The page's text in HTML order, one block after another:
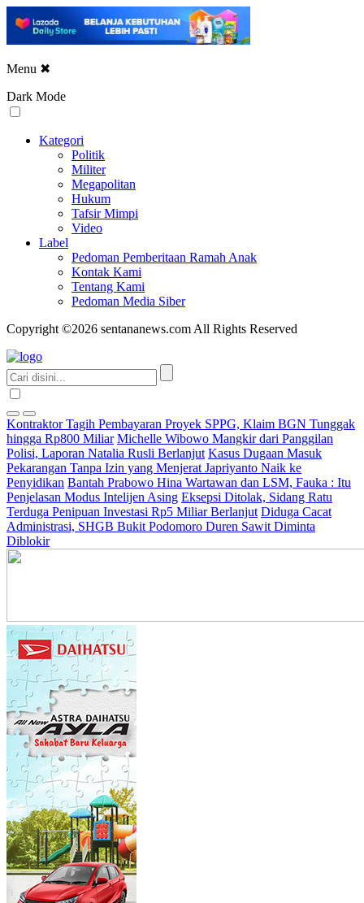
Menu ✖
Dark Mode
Kategori
Politik
Militer
Megapolitan
Hukum
Tafsir Mimpi
Video
Label
Pedoman Pemberitaan Ramah Anak
Kontak Kami
Tentang Kami
Pedoman Media Siber
Copyright ©2026 sentananews.com All Rights Reserved
Kontraktor Tagih Pembayaran Proyek SPPG, Klaim BGN Tunggak
hingga Rp800 Miliar Michelle Wibowo Mangkir dari Panggilan
Polisi, Laporan Natalia Rusli Berlanjut Kasus Dugaan Masuk
Pekarangan Tanpa Izin yang Menjerat Japriyanto Naik ke
Penyidikan Bantah Prabowo Hina Wartawan dan LSM, Fauka : Itu
Penjelasan Modus Intelijen Asing Eksepsi Ditolak, Sidang Ratu
Terduga Penipuan Investasi Rp5 Miliar Berlanjut Diduga Cacat
Administrasi, SHGB Bukit Podomoro Duren Sawit Diminta
Diblokir